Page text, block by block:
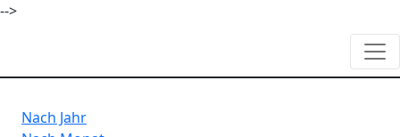
-->
Nach Jahr